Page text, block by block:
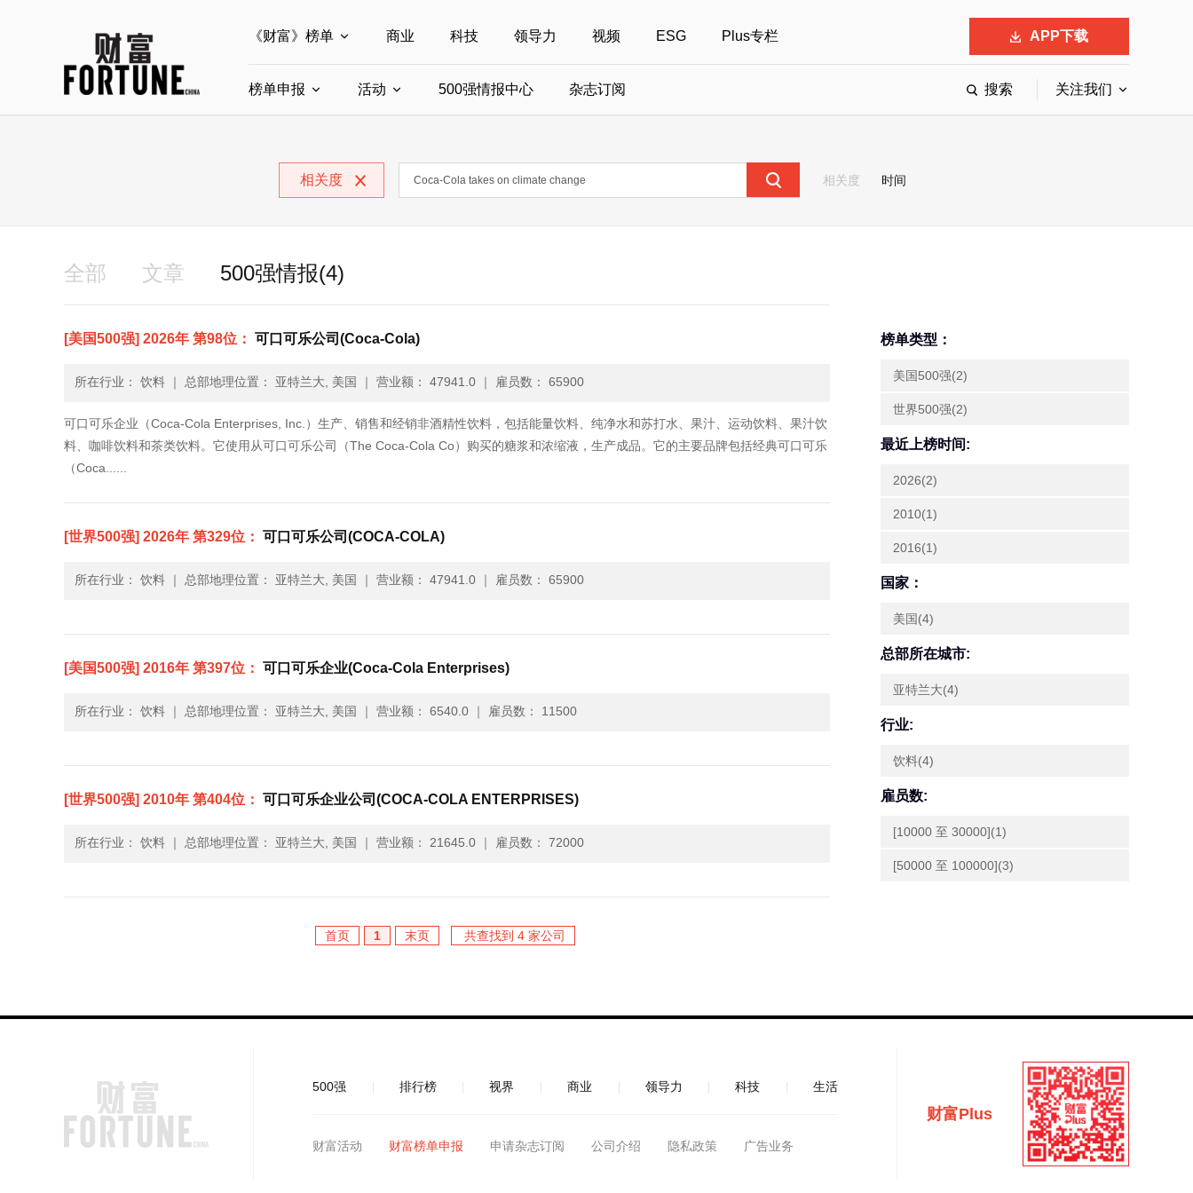
《财富》榜单
全部榜单
中国最具影响力商界女性
商业 科技 领导力 视频 ESG Plus专栏 APP下载
榜单申报
中国ESG影响力榜申报 中国40位40岁以下的商界精英申报 中国最具社会影响力的创业公司申报
活动
财富MPW女性峰会 财富世界500强峰会 财富40U40创想会
500强情报中心 杂志订阅 搜索 关注我们
相关度 相关度 时间
全部 文章 500强情报(4)
[美国500强] 2026年 第98位： 可口可乐公司(Coca-Cola)
所在行业： 饮料 ｜ 总部地理位置： 亚特兰大, 美国 ｜ 营业额： 47941.0 ｜ 雇员数： 65900
可口可乐企业（Coca-Cola Enterprises, Inc.）生产、销售和经销非酒精性饮料，包括能量饮料、纯净水和苏打水、果汁、运动饮料、果汁饮
料、咖啡饮料和茶类饮料。它使用从可口可乐公司（The Coca-Cola Co）购买的糖浆和浓缩液，生产成品。它的主要品牌包括经典可口可乐
（Coca......
[世界500强] 2026年 第329位： 可口可乐公司(COCA-COLA)
所在行业： 饮料 ｜ 总部地理位置： 亚特兰大, 美国 ｜ 营业额： 47941.0 ｜ 雇员数： 65900
[美国500强] 2016年 第397位： 可口可乐企业(Coca-Cola Enterprises)
所在行业： 饮料 ｜ 总部地理位置： 亚特兰大, 美国 ｜ 营业额： 6540.0 ｜ 雇员数： 11500
[世界500强] 2010年 第404位： 可口可乐企业公司(COCA-COLA ENTERPRISES)
所在行业： 饮料 ｜ 总部地理位置： 亚特兰大, 美国 ｜ 营业额： 21645.0 ｜ 雇员数： 72000
首页 1 末页 共查找到 4 家公司
榜单类型：
美国500强(2)
世界500强(2)
最近上榜时间:
2026(2)
2010(1)
2016(1)
国家：
美国(4)
总部所在城市:
亚特兰大(4)
行业:
饮料(4)
雇员数:
[10000 至 30000](1)
[50000 至 100000](3)
财富Plus
500强 排行榜 视界 商业 领导力 科技 生活
财富活动 财富榜单申报 申请杂志订阅 公司介绍 隐私政策 广告业务